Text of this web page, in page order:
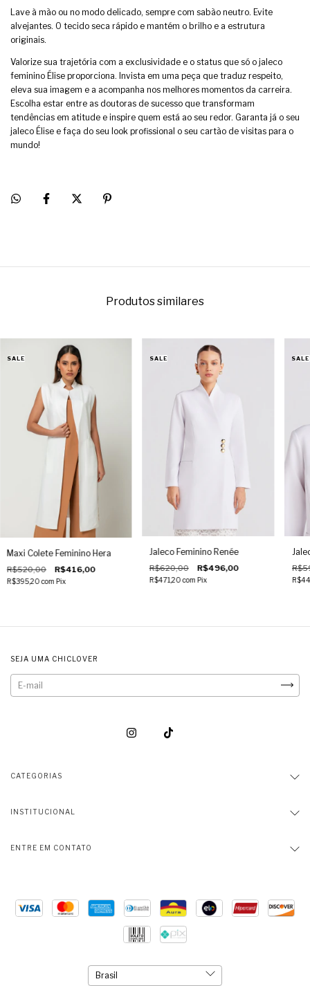
Lave à mão ou no modo delicado, sempre com sabão neutro. Evite
alvejantes. O tecido seca rápido e mantém o brilho e a estrutura
originais.
Valorize sua trajetória com a exclusividade e o status que só o jaleco
feminino Élise proporciona. Invista em uma peça que traduz respeito,
eleva sua imagem e a acompanha nos melhores momentos da carreira.
Escolha estar entre as doutoras de sucesso que transformam
tendências em atitude e inspire quem está ao seu redor. Garanta já o seu
jaleco Élise e faça do seu look profissional o seu cartão de visitas para o
mundo!
Produtos similares
Maxi Colete Feminino Hera
R$520,00 R$416,00
R$395,20com Pix
Jaleco Feminino Renée
R$620,00 R$496,00
R$471,20com Pix
SEJA UMA CHICLOVER
CATEGORIAS
INSTITUCIONAL
ENTRE EM CONTATO